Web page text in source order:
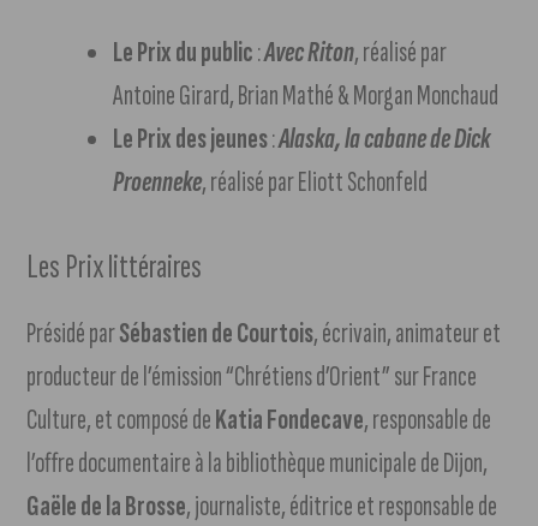
Le Prix du public:Avec Riton, réalisé par
Antoine Girard, Brian Mathé & Morgan Monchaud
Le Prix des jeunes:Alaska, la cabane de Dick
Proenneke, réalisé par Eliott Schonfeld
Les Prix littéraires
Présidé parSébastien de Courtois, écrivain, animateur et
producteur de l’émission “Chrétiens d’Orient” sur France
Culture, et composé deKatia Fondecave, responsable de
l’offre documentaire à la bibliothèque municipale de Dijon,
Gaële de la Brosse, journaliste, éditrice et responsable de